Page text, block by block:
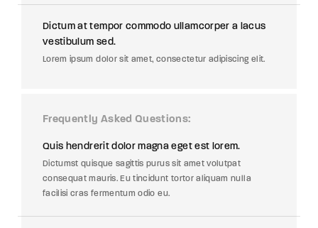
Dictum at tempor commodo ullamcorper a lacus
vestibulum sed.
Lorem ipsum dolor sit amet, consectetur adipiscing elit.
Frequently Asked Questions
Quis hendrerit dolor magna eget est lorem.
Dictumst quisque sagittis purus sit amet volutpat
consequat mauris. Eu tincidunt tortor aliquam nulla
facilisi cras fermentum odio eu.